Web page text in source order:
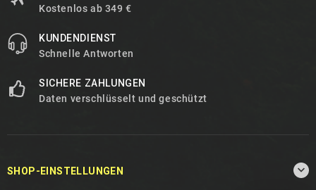
Kostenlos ab 349 €
KUNDENDIENST
Schnelle Antworten
SICHERE ZAHLUNGEN
Daten verschlüsselt und geschützt
SHOP-EINSTELLUNGEN 